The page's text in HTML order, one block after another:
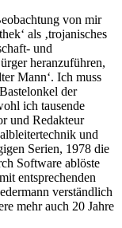
von mir
als ‚trojanisches
und
heranzuführen,
Mann‘. Ich muss
der
ich tausende
und Redakteur
und
Serien, 1978 die
Software ablöste
entsprechenden
verständlich
mehr auch 20 Jahre